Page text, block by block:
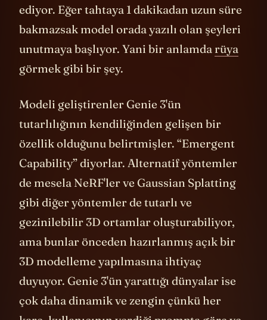
geri döndüğümüzde orada kalmaya devam
ediyor. Eğer tahtaya 1 dakikadan uzun süre
bakmazsak model orada yazılı olan şeyleri
unutmaya başlıyor. Yani bir anlamda
Modeli geliştirenler Genie 3'ün
tutarlılığının kendiliğinden gelişen bir
özellik olduğunu belirtmişler. “Emergent
Capability” diyorlar. Alternatif yöntemler
de mesela NeRF'ler ve Gaussian Splatting
gibi diğer yöntemler de tutarlı ve
gezinilebilir 3D ortamlar oluşturabiliyor,
ama bunlar önceden hazırlanmış açık bir
3D modelleme yapılmasına ihtiyaç
duyuyor. Genie 3'ün yarattığı dünyalar ise